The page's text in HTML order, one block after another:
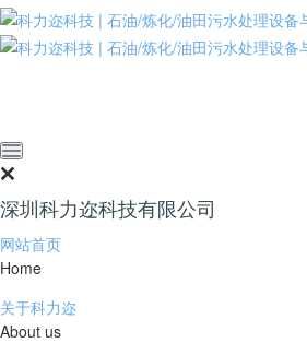
深圳科力迩科技有限公司
网站首页
Home
关于科力迩
About us
推动绿色发展 建设美丽中国
核心团队
荣誉证书
招贤纳士